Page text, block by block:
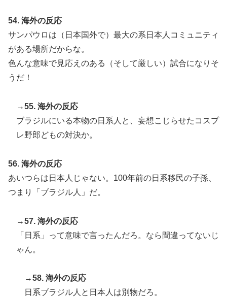
54. 海外の反応
サンパウロは（日本国外で）最大の系日本人コミュニティ
がある場所だからな。
色んな意味で見応えのある（そして厳しい）試合になりそ
うだ！
→55. 海外の反応
ブラジルにいる本物の日系人と、妄想こじらせたコスプ
レ野郎どもの対決か。
56. 海外の反応
あいつらは日本人じゃない。100年前の日系移民の子孫、
つまり「ブラジル人」だ。
→57. 海外の反応
「日系」って意味で言ったんだろ。なら間違ってないじ
ゃん。
→58. 海外の反応
日系ブラジル人と日本人は別物だろ。